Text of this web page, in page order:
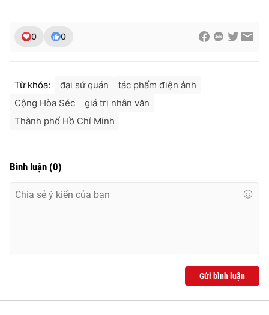
0 0
Từ khóa: đại sứ quán
tác phẩm điện ảnh
Cộng Hòa Séc
giá trị nhân văn
Thành phố Hồ Chí Minh
Bình luận (0)
Gửi bình luận